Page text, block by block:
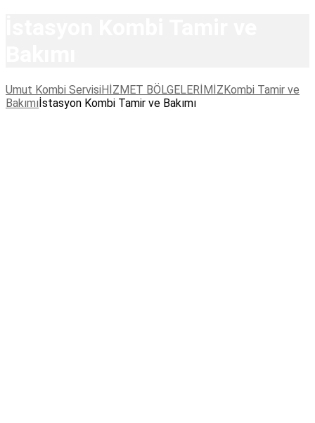
Umut Kombi ServisiHİZMET BÖLGELERİMİZKombi Tamir ve
Bakımıİstasyon Kombi Tamir ve Bakımı